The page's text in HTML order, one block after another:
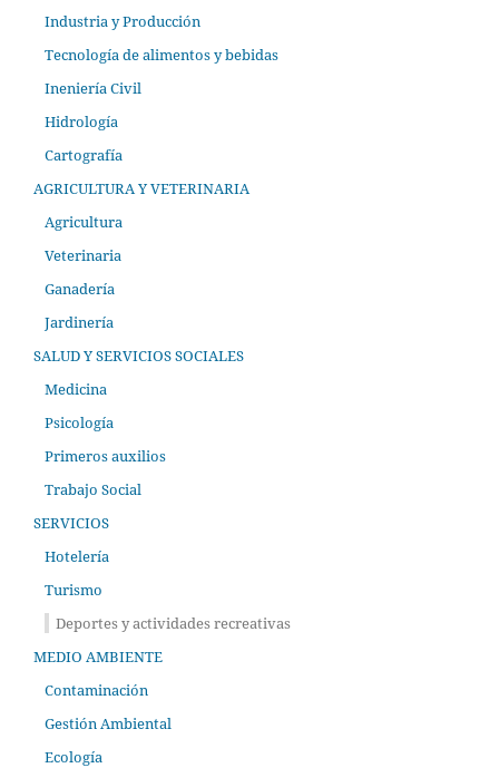
Industria y Producción
Tecnología de alimentos y bebidas
Ineniería Civil
Hidrología
Cartografía
AGRICULTURA Y VETERINARIA
Agricultura
Veterinaria
Ganadería
Jardinería
SALUD Y SERVICIOS SOCIALES
Medicina
Psicología
Primeros auxilios
Trabajo Social
SERVICIOS
Hotelería
Turismo
Deportes y actividades recreativas
MEDIO AMBIENTE
Contaminación
Gestión Ambiental
Ecología